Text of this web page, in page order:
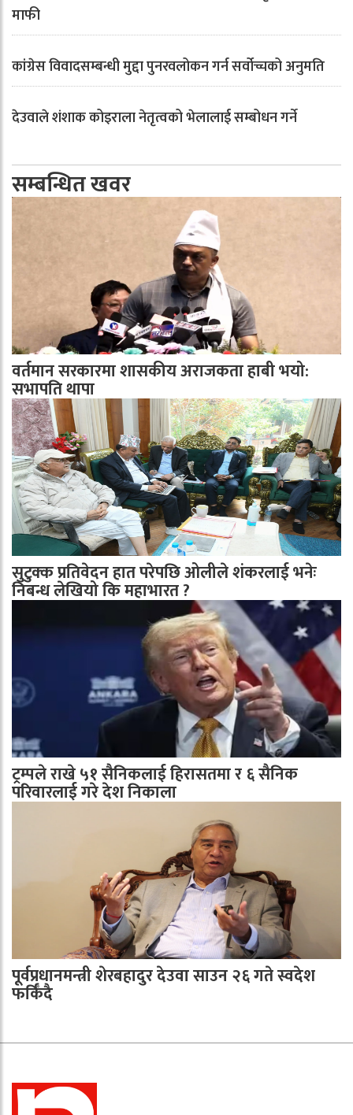
माफी
कांग्रेस विवादसम्बन्धी मुद्दा पुनरवलोकन गर्न सर्वोच्चको अनुमति
देउवाले शंशाक कोइराला नेतृत्वको भेलालाई सम्बोधन गर्ने
सम्बन्धित खवर
वर्तमान सरकारमा शासकीय अराजकता हाबी भयो:
सभापति थापा
सुटुक्क प्रतिवेदन हात परेपछि ओलीले शंकरलाई भनेः
निबन्ध लेखियो कि महाभारत ?
ट्रम्पले राखे ५१ सैनिकलाई हिरासतमा र ६ सैनिक
परिवारलाई गरे देश निकाला
पूर्वप्रधानमन्त्री शेरबहादुर देउवा साउन २६ गते स्वदेश
फर्किँदै